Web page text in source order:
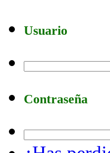
Usuario
Contraseña